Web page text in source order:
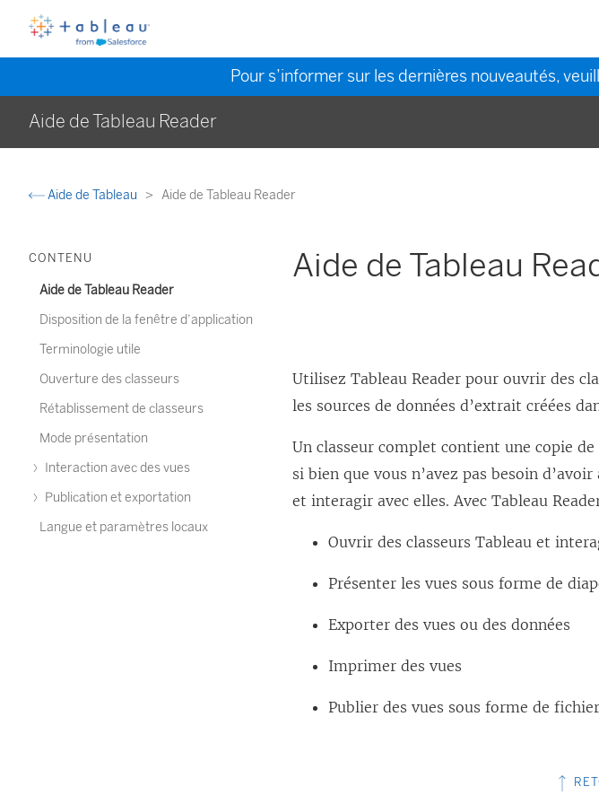
Pour s’informer sur les dernières nouveautés,
Aide de Tableau Reader
Aide de Tableau Aide de Tableau Reader
CONTENU
Aide de Tableau Reader
Disposition de la fenêtre d’application
Terminologie utile
Ouverture des classeurs
Rétablissement de classeurs
Mode présentation
Interaction avec des vues
Publication et exportation
Langue et paramètres locaux
Aide de Tableau
Utilisez Tableau Reader pour ouvrir des
les sources de données d’extrait créées
Un classeur complet contient une copie
si bien que vous n’avez pas besoin
et interagir avec elles. Avec Tableau
Ouvrir des classeurs Tableau et
Présenter les vues sous forme de
Exporter des vues ou des données
Imprimer des vues
Publier des vues sous forme de